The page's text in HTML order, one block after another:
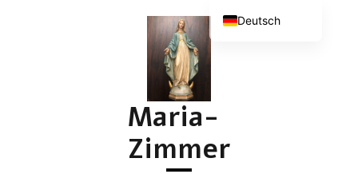
Maria-
Zimmer
Deutsch